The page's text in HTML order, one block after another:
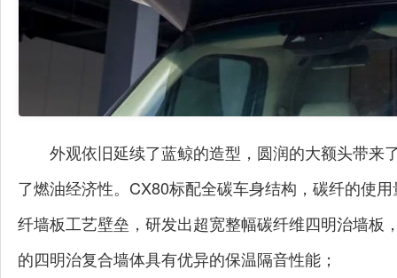
外观依旧延续了蓝鲸的造型，圆润的大额头带来
了燃油经济性。CX80标配全碳车身结构，碳纤的使
纤墙板工艺壁垒，研发出超宽整幅碳纤维四明治墙
的四明治复合墙体具有优异的保温隔音性能；